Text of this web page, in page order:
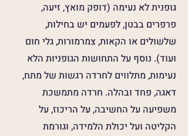
גופנית לא נעימה (דופק מואץ, זיעה,
פרפרים בבטן, לפעמים יש בחילות,
שלשולים או הקאות, צמרמורות, גלי חום
ועוד). נוסף על התחושות הגופניות הלא
נעימות, מתלווים לחרדה רגשות של מתח,
דאגה, פחד ובהלה. חרדה מתמשכת
משפיעה על החשיבה, על הריכוז, על
הקליטה ועל יכולת הלמידה, וגורמת